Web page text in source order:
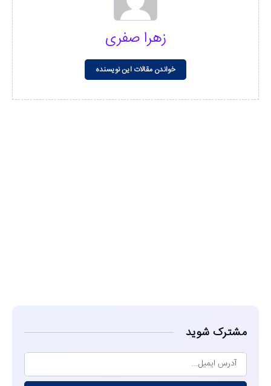
زهرا صفری
خواندن مقالات این نویسنده
مشترک شوید